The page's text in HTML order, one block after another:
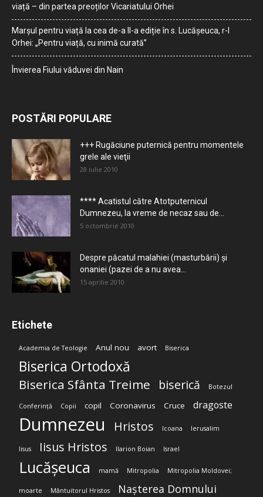
viață – din partea preoților Vicariatului Orhei
Marșul pentru viață la cea de-a II-a ediție în s. Lucășeuca, r-l
Orhei: „Pentru viață, cu inimă curată”
Învierea Fiului văduvei din Nain
POSTĂRI POPULARE
+++ Rugăciune puternică pentru momentele
grele ale vieţii
28 iulie 2010
**** Acatistul către Atotputernicul
Dumnezeu, la vreme de necaz sau de...
5 octombrie 2010
Despre păcatul malahiei (masturbării) şi
onaniei (pazei de a nu avea...
15 aprilie 2010
Etichete
Academia de Teologie Anul nou avort Biserica
Biserica Ortodoxă
Biserica Sfânta Treime biserică Botezul
Conferință Copii copil Coronavirus Cruce dragoste
Dumnezeu Hristos Icoana Ierusalim
Iisus Iisus Hristos Ilarion Boian Israel
Lucășeuca mamă Mitropolia Mitropolia Moldovei;
moarte Mântuitorul Hristos Nașterea Domnului